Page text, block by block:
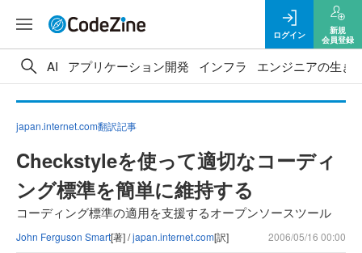
ログイン
新規
会員登録
AI アプリケーション開発 インフラ エンジニアの生き
japan.internet.com翻訳記事
Checkstyleを使って適切なコーディ
ング標準を簡単に維持する
コーディング標準の適用を支援するオープンソースツール
John Ferguson Smart[著] /japan.internet.com[訳] 2006/05/16 00:00